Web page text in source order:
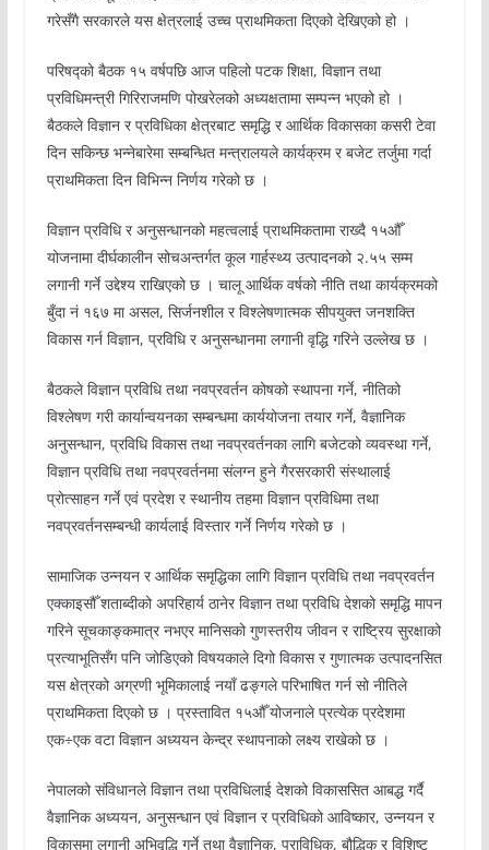
गरेसँगै सरकारले यस क्षेत्रलाई उच्च प्राथमिकता दिएको देखिएको हो ।
परिषद्को बैठक १५ वर्षपछि आज पहिलो पटक शिक्षा, विज्ञान तथा
प्रविधिमन्त्री गिरिराजमणि पोखरेलको अध्यक्षतामा सम्पन्न भएको हो ।
बैठकले विज्ञान र प्रविधिका क्षेत्रबाट समृद्धि र आर्थिक विकासका कसरी टेवा
दिन सकिन्छ भन्नेबारेमा सम्बन्धित मन्त्रालयले कार्यक्रम र बजेट तर्जुमा गर्दा
प्राथमिकता दिन विभिन्न निर्णय गरेको छ ।
विज्ञान प्रविधि र अनुसन्धानको महत्वलाई प्राथमिकतामा राख्दै १५औँ
योजनामा दीर्घकालीन सोचअन्तर्गत कूल गार्हस्थ्य उत्पादनको २.५५ सम्म
लगानी गर्ने उद्देश्य राखिएको छ । चालू आर्थिक वर्षको नीति तथा कार्यक्रमको
बुँदा नं १६७ मा असल, सिर्जनशील र विश्लेषणात्मक सीपयुक्त जनशक्ति
विकास गर्न विज्ञान, प्रविधि र अनुसन्धानमा लगानी वृद्धि गरिने उल्लेख छ ।
बैठकले विज्ञान प्रविधि तथा नवप्रवर्तन कोषको स्थापना गर्ने, नीतिको
विश्लेषण गरी कार्यान्वयनका सम्बन्धमा कार्ययोजना तयार गर्ने, वैज्ञानिक
अनुसन्धान, प्रविधि विकास तथा नवप्रवर्तनका लागि बजेटको व्यवस्था गर्ने,
विज्ञान प्रविधि तथा नवप्रवर्तनमा संलग्न हुने गैरसरकारी संस्थालाई
प्रोत्साहन गर्ने एवं प्रदेश र स्थानीय तहमा विज्ञान प्रविधिमा तथा
नवप्रवर्तनसम्बन्धी कार्यलाई विस्तार गर्ने निर्णय गरेको छ ।
सामाजिक उन्नयन र आर्थिक समृद्धिका लागि विज्ञान प्रविधि तथा नवप्रवर्तन
एक्काइसौँ शताब्दीको अपरिहार्य ठानेर विज्ञान तथा प्रविधि देशको समृद्धि मापन
गरिने सूचकाङ्कमात्र नभएर मानिसको गुणस्तरीय जीवन र राष्ट्रिय सुरक्षाको
प्रत्याभूतिसँग पनि जोडिएको विषयकाले दिगो विकास र गुणात्मक उत्पादनसित
यस क्षेत्रको अग्रणी भूमिकालाई नयाँ ढङ्गले परिभाषित गर्न सो नीतिले
प्राथमिकता दिएको छ । प्रस्तावित १५औँ योजनाले प्रत्येक प्रदेशमा
एक÷एक वटा विज्ञान अध्ययन केन्द्र स्थापनाको लक्ष्य राखेको छ ।
नेपालको संविधानले विज्ञान तथा प्रविधिलाई देशको विकाससित आबद्ध गर्दै
वैज्ञानिक अध्ययन, अनुसन्धान एवं विज्ञान र प्रविधिको आविष्कार, उन्नयन र
विकासमा लगानी अभिवृद्धि गर्ने तथा वैज्ञानिक, प्राविधिक, बौद्धिक र विशिष्ट